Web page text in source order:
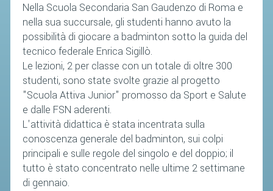
Nella Scuola Secondaria San Gaudenzo di Roma e
nella sua succursale, gli studenti hanno avuto la
possibilità di giocare a badminton sotto la guida del
tecnico federale Enrica Sigillò.
Le lezioni, 2 per classe con un totale di oltre 300
studenti, sono state svolte grazie al progetto
"Scuola Attiva Junior" promosso da Sport e Salute
e dalle FSN aderenti.
L'attività didattica è stata incentrata sulla
conoscenza generale del badminton, sui colpi
principali e sulle regole del singolo e del doppio; il
tutto è stato concentrato nelle ultime 2 settimane
di gennaio.